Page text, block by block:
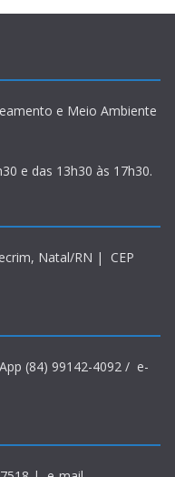
e Meio Ambiente
e das 13h30 às 17h30.
Natal/RN | CEP
(84) 99142-4092 / e-